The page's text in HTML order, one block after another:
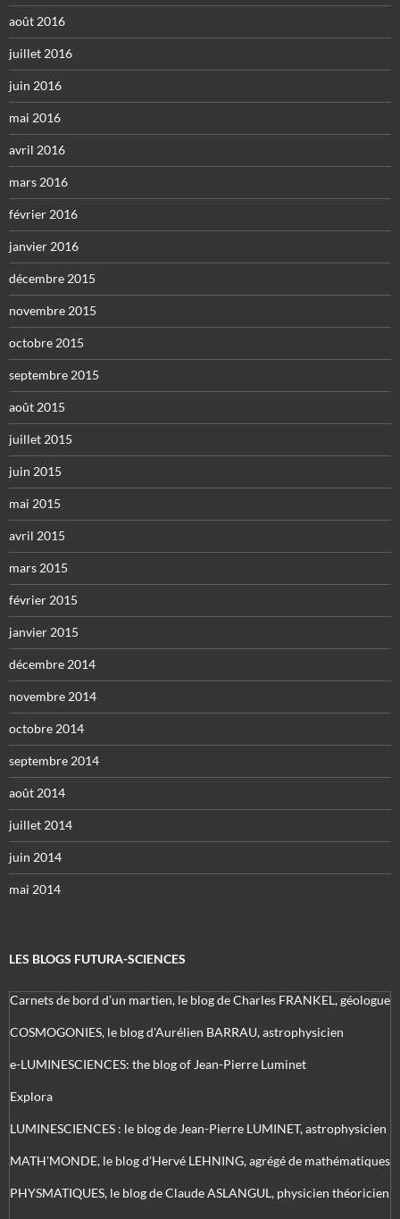
août 2016
juillet 2016
juin 2016
mai 2016
avril 2016
mars 2016
février 2016
janvier 2016
décembre 2015
novembre 2015
octobre 2015
septembre 2015
août 2015
juillet 2015
juin 2015
mai 2015
avril 2015
mars 2015
février 2015
janvier 2015
décembre 2014
novembre 2014
octobre 2014
septembre 2014
août 2014
juillet 2014
juin 2014
mai 2014
LES BLOGS FUTURA-SCIENCES
Carnets de bord d’un martien, le blog de Charles FRANKEL, géologue
COSMOGONIES, le blog d'Aurélien BARRAU, astrophysicien
e-LUMINESCIENCES: the blog of Jean-Pierre Luminet
Explora
LUMINESCIENCES : le blog de Jean-Pierre LUMINET, astrophysicien
MATH'MONDE, le blog d'Hervé LEHNING, agrégé de mathématiques
PHYSMATIQUES, le blog de Claude ASLANGUL, physicien théoricien